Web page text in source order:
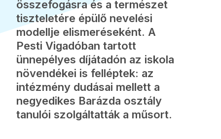
összefogásra és a természet
tiszteletére épülő nevelési
modellje elismeréseként. A
Pesti Vigadóban tartott
ünnepélyes díjátadón az iskola
növendékei is felléptek: az
intézmény dudásai mellett a
negyedikes Barázda osztály
tanulói szolgáltatták a műsort.